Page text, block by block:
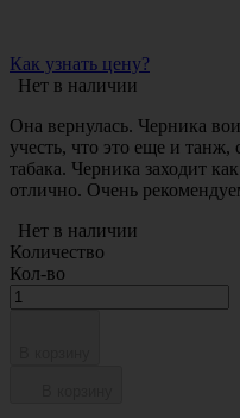
Как узнать цену?
Нет в наличии
Она вернулась. Черника
учесть, что это еще и
табака. Черника заходит
отлично. Очень
Нет в наличии
Количество
Кол-во